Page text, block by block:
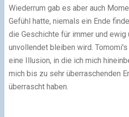
Wiederrum gab es aber auch
Gefühl hatte, niemals ein Ende
die Geschichte für immer und ewig
unvollendet bleiben wird.
eine Illusion, in die ich mich
mich bis zu sehr überraschenden
überrascht haben.